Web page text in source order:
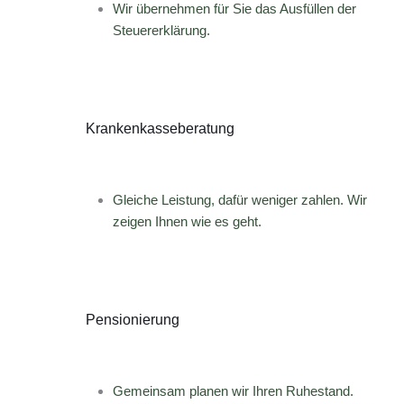
Wir übernehmen für Sie das Ausfüllen der
Steuererklärung.
Krankenkasseberatung
Gleiche Leistung, dafür weniger zahlen. Wir
zeigen Ihnen wie es geht.
Pensionierung
Gemeinsam planen wir Ihren Ruhestand.